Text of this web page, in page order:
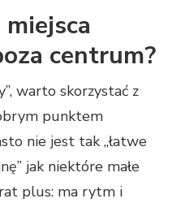
centrum?
warto skorzystać z
punktem
nie jest tak „łatwe
jak niektóre małe
plus: ma rytm i